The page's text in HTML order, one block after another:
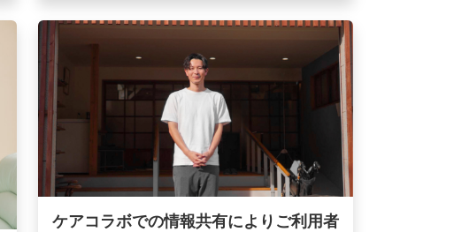
ケアコラボでの情報共有によりご利用者